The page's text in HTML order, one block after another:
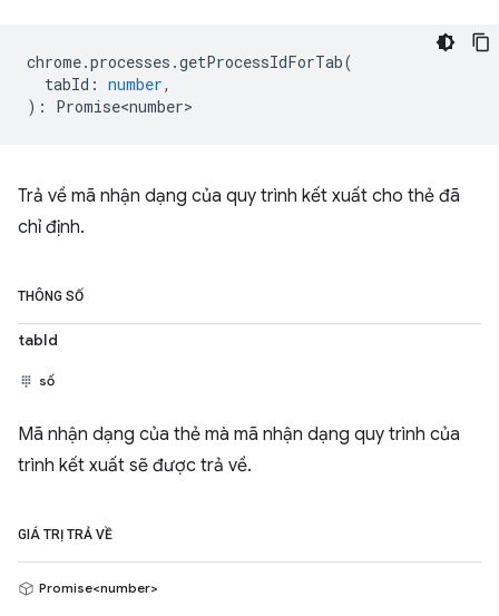
chrome.processes .getProcessIdForTab(
tabId : number,
) : Promise<number>
Trả về mã nhận dạng của quy trình kết xuất cho thẻ đã
chỉ định.
THÔNG SỐ
tabId
số
Mã nhận dạng của thẻ mà mã nhận dạng quy trình của
trình kết xuất sẽ được trả về.
GIÁ TRỊ TRẢ VỀ
Promise<number>